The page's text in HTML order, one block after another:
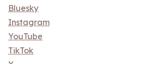
Bluesky
Instagram
YouTube
TikTok